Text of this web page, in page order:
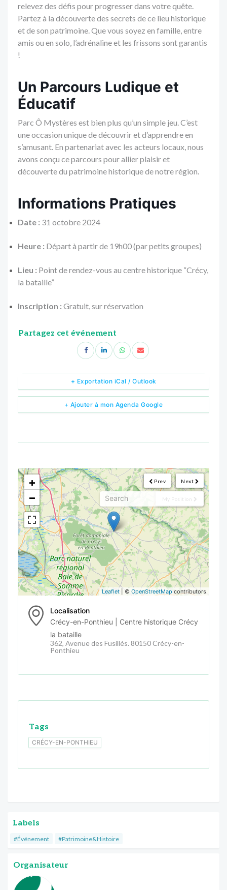
relevez des défis pour progresser dans votre quête.
Partez à la découverte des secrets de ce lieu historique
et de son patrimoine. Que vous soyez en famille, entre
amis ou en solo, l’adrénaline et les frissons sont garantis
!
Un Parcours Ludique et
Éducatif
Parc Ô Mystères est bien plus qu’un simple jeu. C’est
une occasion unique de découvrir et d’apprendre en
s’amusant. En partenariat avec les acteurs locaux, nous
avons conçu ce parcours pour allier plaisir et
découverte du patrimoine historique de notre région.
Informations Pratiques
Date : 31 octobre 2024
Heure : Départ à partir de 19h00 (par petits groupes)
Lieu : Point de rendez-vous au centre historique “Crécy,
la bataille”
Inscription : Gratuit, sur réservation
Partagez cet événement
+ Ajouter à mon Agenda Google
+ Exportation iCal / Outlook
Next
Prev
My Position
<!---->
+
−
Leaflet | © OpenStreetMap contributors
Localisation
Crécy-en-Ponthieu | Centre historique Crécy
la bataille
362, Avenue des Fusillés. 80150 Crécy-en-
Ponthieu
Tags
CRÉCY-EN-PONTHIEU
Labels
#Événement #Patrimoine&Histoire
Organisateur